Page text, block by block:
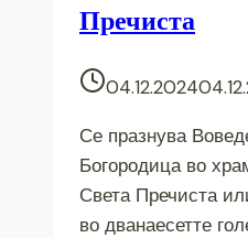
Пречиста
04.12.2024
Се празнува
Богородица во
Света Пречиста
во дванаесетте